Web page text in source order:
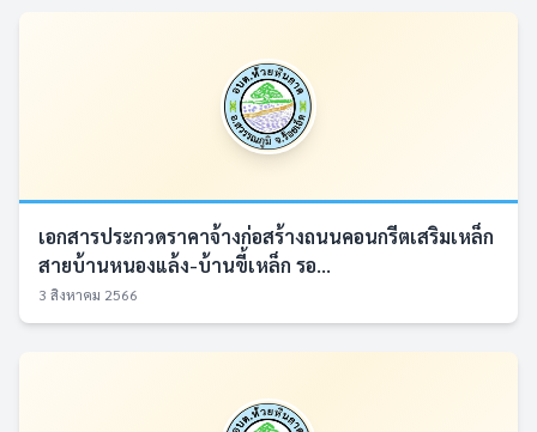
เอกสารประกวดราคาจ้างก่อสร้างถนนคอนกรีตเสริมเหล็ก
สายบ้านหนองแล้ง-บ้านขี้เหล็ก รอ...
3 สิงหาคม 2566